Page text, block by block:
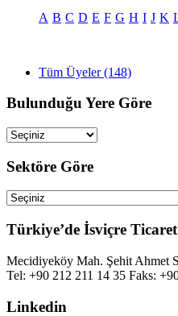
A B C D E F G H I J K
Tüm Üyeler (148)
Bulunduğu Yere Göre
Sektöre Göre
Türkiye’de İsviçre Ticaret
Mecidiyeköy Mah. Şehit Ahmet
Tel: +90 212 211 14 35 Faks:
Linkedin